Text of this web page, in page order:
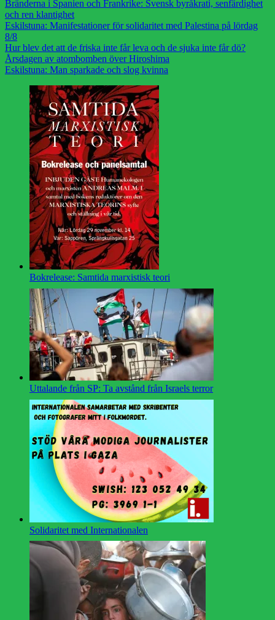
Bränderna i Spanien och Frankrike: Svensk byråkrati, senfärdighet
och ren klantighet
Eskilstuna: Manifestationer för solidaritet med Palestina på lördag
8/8
Hur blev det att de friska inte får leva och de sjuka inte får dö?
Årsdagen av atombomben över Hiroshima
Eskilstuna: Man sparkade och slog kvinna
Bokrelease: Samtida marxistisk teori
Uttalande från SP: Ta avstånd från Israels terror
Solidaritet med Internationalen